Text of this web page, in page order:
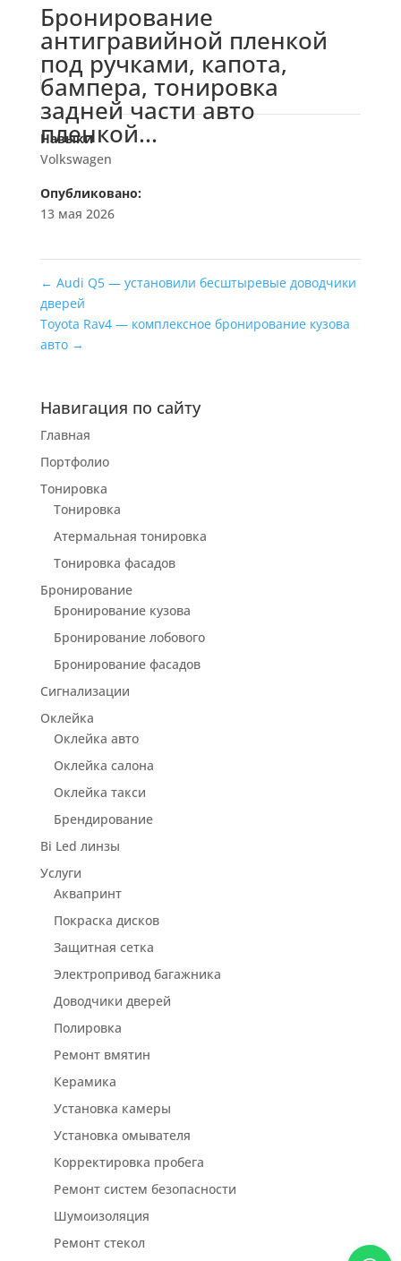
Бронирование
антигравийной пленкой
под ручками, капота,
бампера, тонировка
задней части авто
пленкой...
Навыки
Volkswagen
Опубликовано:
13 мая 2026
← Audi Q5 — установили бесштыревые доводчики
дверей
Toyota Rav4 — комплексное бронирование кузова
авто →
Навигация по сайту
Главная
Портфолио
Тонировка
Тонировка
Атермальная тонировка
Тонировка фасадов
Бронирование
Бронирование кузова
Бронирование лобового
Бронирование фасадов
Сигнализации
Оклейка
Оклейка авто
Оклейка салона
Оклейка такси
Брендирование
Bi Led линзы
Услуги
Аквапринт
Покраска дисков
Защитная сетка
Электропривод багажника
Доводчики дверей
Полировка
Ремонт вмятин
Керамика
Установка камеры
Установка омывателя
Корректировка пробега
Ремонт систем безопасности
Шумоизоляция
Ремонт стекол